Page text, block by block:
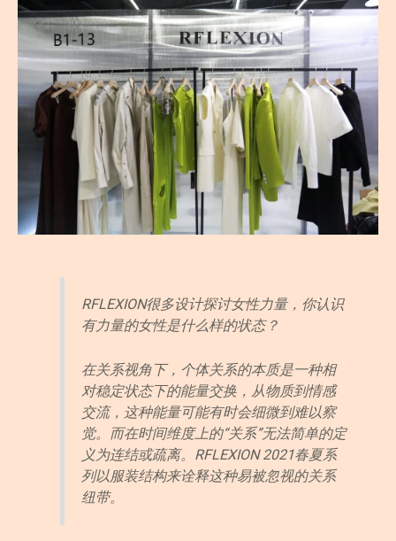
RFLEXION很多设计探讨女性力量，你认识
有力量的女性是什么样的状态？
在关系视角下，个体关系的本质是一种相
对稳定状态下的能量交换，从物质到情感
交流，这种能量可能有时会细微到难以察
觉。而在时间维度上的“关系”无法简单的定
义为连结或疏离。RFLEXION 2021春夏系
列以服装结构来诠释这种易被忽视的关系
纽带。